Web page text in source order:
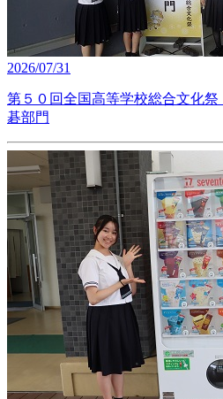
2026/07/31
第５０回全国高等学校総合文化
碁部門